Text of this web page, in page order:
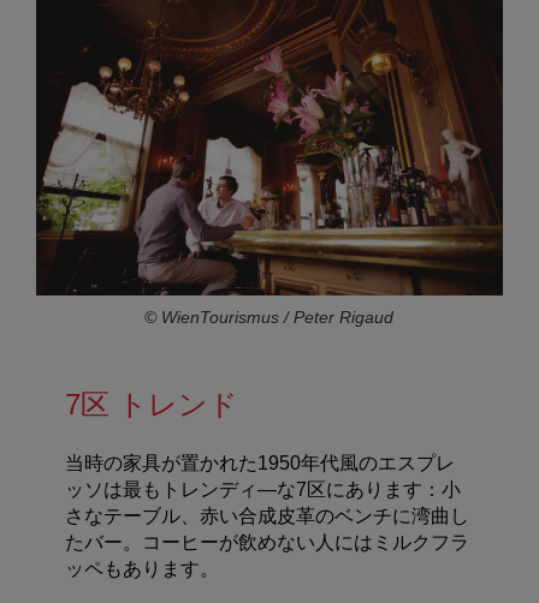
© WienTourismus / Peter Rigaud
7区 トレンド
当時の家具が置かれた1950年代風のエスプレ
ッソは最もトレンディ—な7区にあります：小
さなテーブル、赤い合成皮革のベンチに湾曲し
たバー。コーヒーが飲めない人にはミルクフラ
ッペもあります。